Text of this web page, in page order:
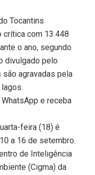
Tocantins
crítica com 13.448
o ano, segundo
divulgado pelo
agravadas pela
e receba
feira (18) é
a 16 de setembro.
de Inteligência
(Cigma) da